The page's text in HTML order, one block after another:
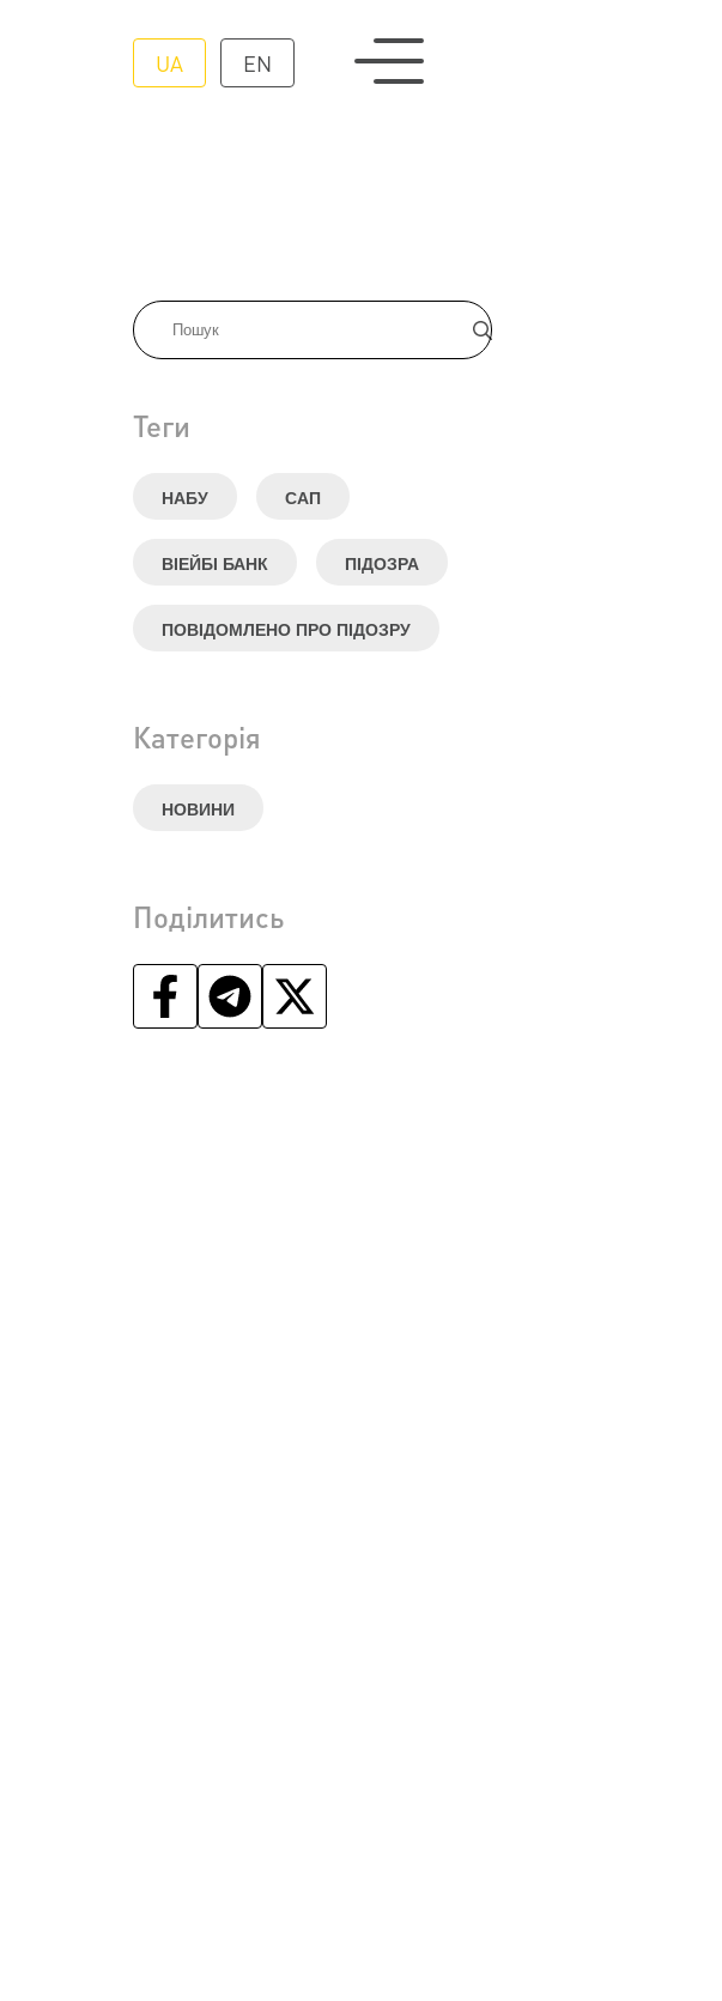
UA EN
Теги
НАБУ САП
ВІЕЙБІ БАНК ПІДОЗРА
ПОВІДОМЛЕНО ПРО ПІДОЗРУ
Категорія
НОВИНИ
Поділитись